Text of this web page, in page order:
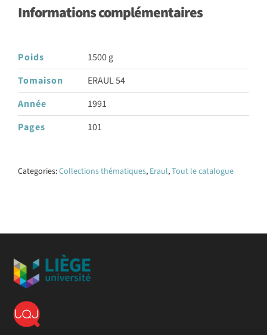
Informations complémentaires
Poids
1500 g
Tomaison
ERAUL 54
Année
1991
Pages
101
Categories:Collections thématiques, Eraul,Tout le catalogue